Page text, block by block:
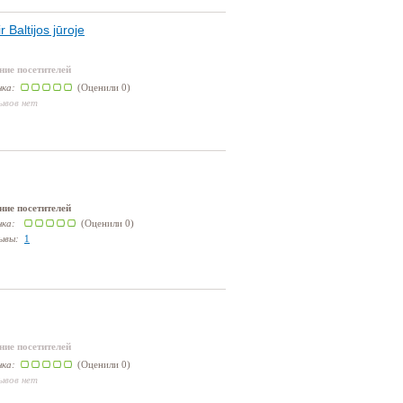
Baltijos jūroje
посетителей
(Оценили 0)
нет
посетителей
(Оценили 0)
1
посетителей
(Оценили 0)
нет